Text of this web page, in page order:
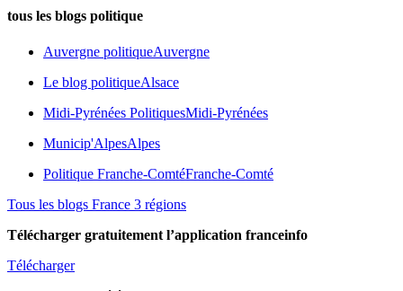
tous les blogs politique
Auvergne politiqueAuvergne
Le blog politiqueAlsace
Midi-Pyrénées PolitiquesMidi-Pyrénées
Municip'AlpesAlpes
Politique Franche-ComtéFranche-Comté
Tous les blogs France 3 régions
Télécharger gratuitement l’application franceinfo
Télécharger